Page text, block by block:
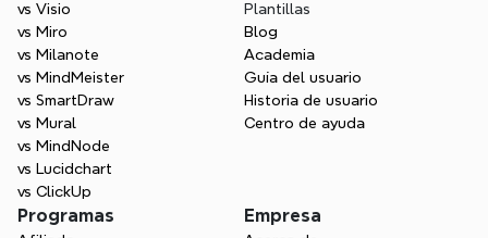
vs Visio
vs Miro
vs Milanote
vs MindMeister
vs SmartDraw
vs Mural
vs MindNode
vs Lucidchart
vs ClickUp
Plantillas
Blog
Academia
Guía del usuario
Historia de usuario
Centro de ayuda
Programas Empresa